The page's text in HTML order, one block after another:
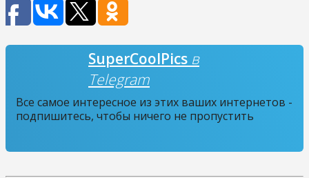
SuperCoolPics в
Telegram
Все самое интересное из этих ваших интернетов -
подпишитесь, чтобы ничего не пропустить